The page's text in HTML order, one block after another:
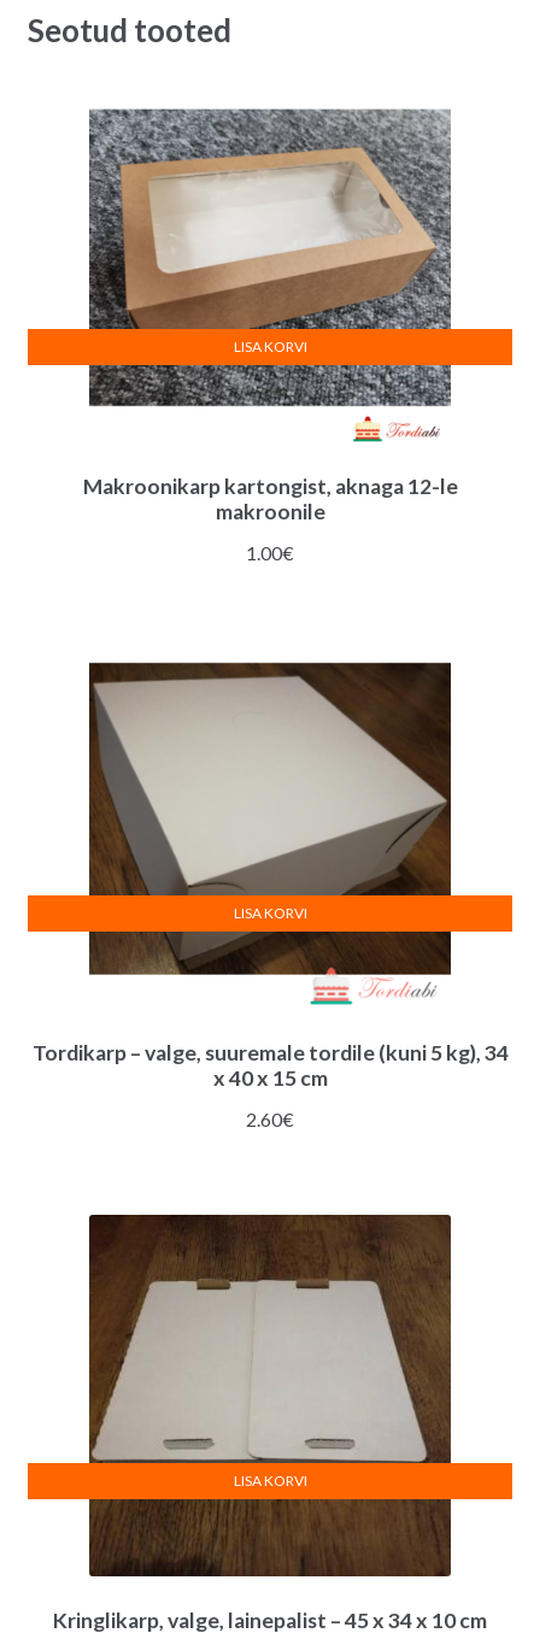
Seotud tooted
Makroonikarp kartongist, aknaga 12-le
makroonile
1.00€
LISA KORVI
Tordikarp – valge, suuremale tordile (kuni 5 kg), 34
x 40 x 15 cm
2.60€
LISA KORVI
Kringlikarp, valge, lainepalist – 45 x 34 x 10 cm
LISA KORVI